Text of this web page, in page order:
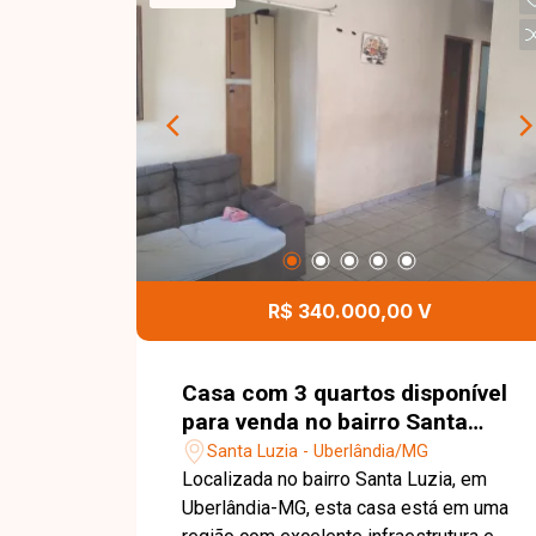
com armários e área de serviço, 2
vagas de garagem em gaveta no
subsolo, condomínio com portaria 24h,
elevadores, salão de festas, piscina,
R$ 340.000,00 V
Casa com 3 quartos disponível
para venda no bairro Santa
Luzia em Uberlândia-MG
Santa Luzia - Uberlândia/MG
Localizada no bairro Santa Luzia, em
Uberlândia-MG, esta casa está em uma